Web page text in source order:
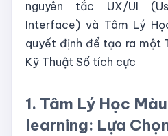
nguyên tắc UX/UI
Interface) và Tâm Lý
quyết định để tạo ra một
Kỹ Thuật Số tích cực
1. Tâm Lý Học
learning: Lựa